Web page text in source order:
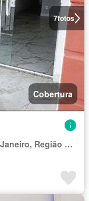
7fotos
Cobertura
Região Geográfica Imediata do Rio de Janeiro, Região Metropolitana do Rio de Janeiro